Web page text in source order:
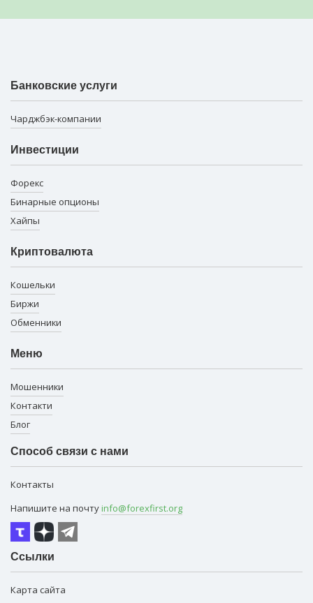
Банковские услуги
Чарджбэк-компании
Инвестиции
Форекс
Бинарные опционы
Хайпы
Криптовалюта
Кошельки
Биржи
Обменники
Меню
Мошенники
Контакти
Блог
Способ связи с нами
Контакты
Напишите на почту info@forexfirst.org
Ссылки
Карта сайта